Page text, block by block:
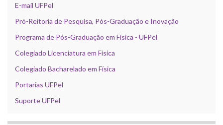
E-mail UFPel
Pró-Reitoria de Pesquisa, Pós-Graduação e Inovação
Programa de Pós-Graduação em Física - UFPel
Colegiado Licenciatura em Física
Colegiado Bacharelado em Física
Portarias UFPel
Suporte UFPel